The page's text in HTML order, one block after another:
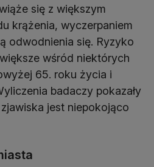
się z większym
krążenia, wyczerpaniem
odwodnienia się. Ryzyko
wśród niektórych
65. roku życia i
badaczy pokazały
jest niepokojąco